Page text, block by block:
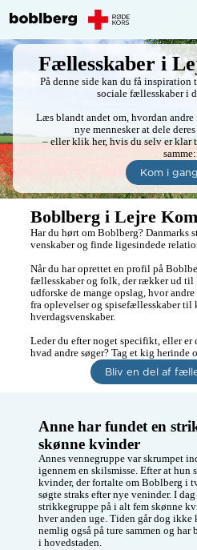
Fællesskaber i
På denne side kan du få inspiration
sociale fællesskaber i
Læs blandt andet om, hvordan
nye mennesker at dele
– eller klik her, hvis du selv er klar
samme:
Kom i
Boblberg i Lejre
Har du hørt om Boblberg? Danmarks
venskaber og finde ligesindede
Når du har oprettet en profil på
fællesskaber og folk, der rækker ud til
udforske de mange opslag, hvor
fra oplevelser og spisefællesskaber til
hverdagsvenskaber.
Leder du efter noget specifikt, eller er
hvad andre søger? Tag et kig herinde
Bliv en del af
Anne har fundet en
skønne kvinder
Annes vennegruppe var skrumpet
igennem en skilsmisse. Efter at hun
kvinder, der fortalte om Boblberg i
søgte straks efter nye veninder. I
strikkegruppe på i alt fem skønne
hver anden uge. Tiden går dog
nemlig også på ture sammen og
i hovedstaden.